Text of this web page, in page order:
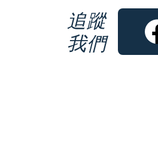
追蹤
我們